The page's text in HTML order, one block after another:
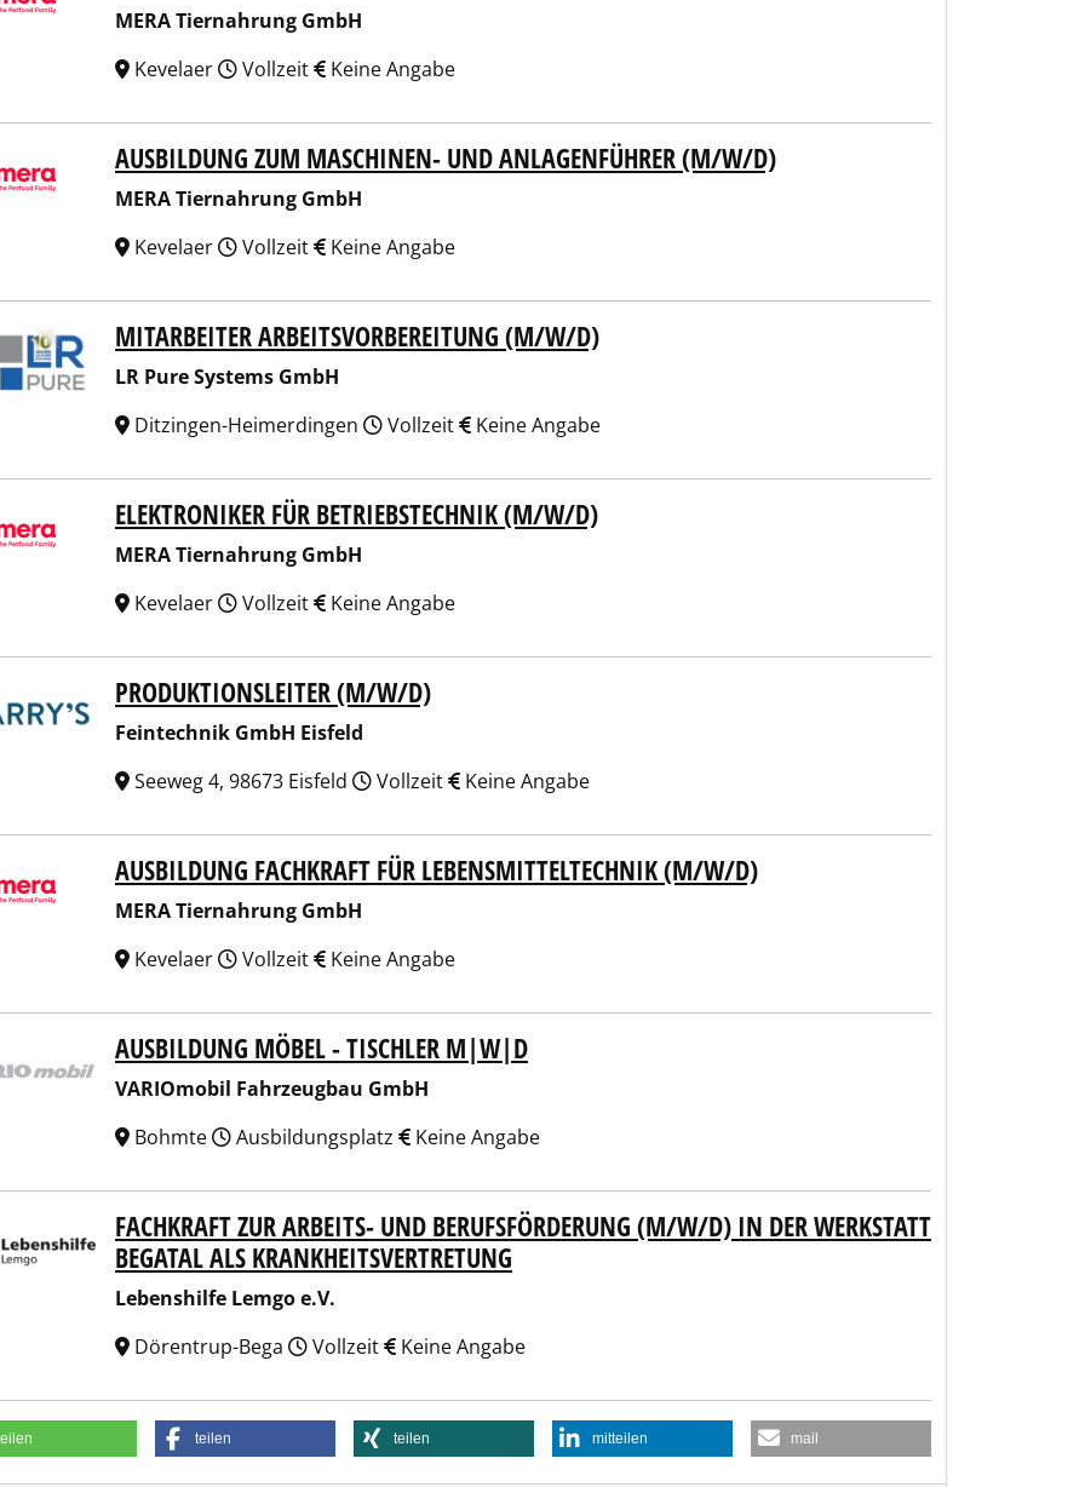
MERA Tiernahrung GmbH
Kevelaer
Vollzeit Keine Angabe
Tiernahrung GmbHAUSBILDUNG ZUM MASCHINEN- UND ANLAGENFÜHRER (M/W/D)
MERA Tiernahrung GmbH
Kevelaer
Vollzeit Keine Angabe
Systems GmbHMITARBEITER ARBEITSVORBEREITUNG (M/W/D)
LR Pure Systems GmbH
Ditzingen-Heimerdingen
Vollzeit Keine Angabe
Tiernahrung GmbHELEKTRONIKER FÜR BETRIEBSTECHNIK (M/W/D)
MERA Tiernahrung GmbH
Kevelaer
Vollzeit Keine Angabe
GmbH Eisfeld
PRODUKTIONSLEITER (M/W/D)
Feintechnik GmbH Eisfeld
Seeweg 4, 98673 Eisfeld
Vollzeit Keine Angabe
Tiernahrung GmbHAUSBILDUNG FACHKRAFT FÜR LEBENSMITTELTECHNIK (M/W/D)
MERA Tiernahrung GmbH
Kevelaer
Vollzeit Keine Angabe
Fahrzeugbau GmbH
AUSBILDUNG MÖBEL - TISCHLER M|W|D
VARIOmobil Fahrzeugbau GmbH
Bohmte
Ausbildungsplatz Keine Angabe
Lemgo e.V.FACHKRAFT ZUR ARBEITS- UND BERUFSFÖRDERUNG (M/W/D) IN DER WERKSTATT
BEGATAL ALS KRANKHEITSVERTRETUNG
Lebenshilfe Lemgo e.V.
Dörentrup-Bega
Vollzeit Keine Angabe
teilen teilen mitteilen mail